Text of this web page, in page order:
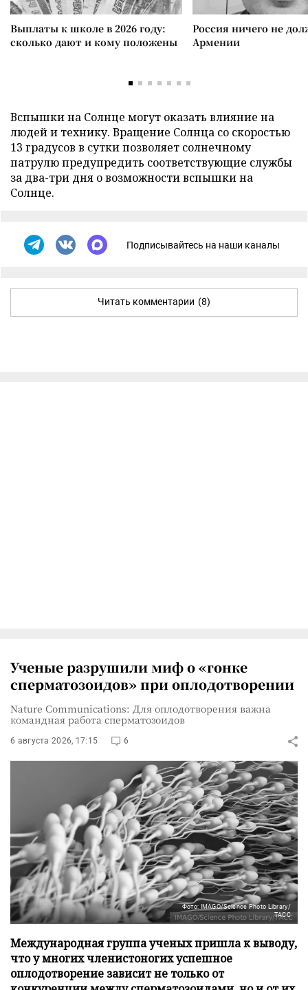
Выплаты к школе в 2026 году:
сколько дают и кому положены
Россия ничего не
Армении
Вспышки на Солнце могут оказать влияние на
людей и технику. Вращение Солнца со скоростью
13 градусов в сутки позволяет солнечному
патрулю предупредить соответствующие службы
за два-три дня о возможности вспышки на
Солнце.
Подписывайтесь на наши каналы
Читать комментарии (8)
Ученые разрушили миф о «гонке
сперматозоидов» при оплодотворении
Nature Communications: Для оплодотворения важна
командная работа сперматозоидов
6 августа 2026, 17:15 6
Фото: IMAGO/Science Photo Library/
ТАСС
Международная группа ученых пришла к выводу,
что у многих членистоногих успешное
оплодотворение зависит не только от